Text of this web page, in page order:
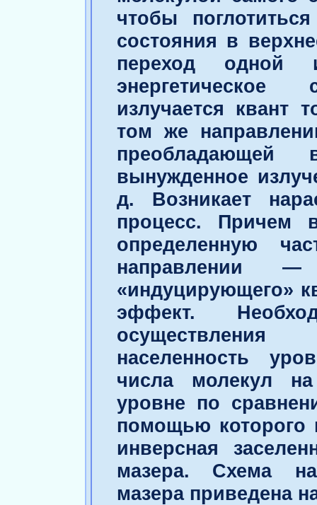
чтобы
состояния в
переход
излучается квант
том же
преобладающей
вынужденное
д. Возникает
процесс. Причем
определенную
направлении —
«индуцирующего»
эффект.
населенность
числа молекул на
уровне по
помощью которого
инверсная
мазера. Схема
мазера приведена